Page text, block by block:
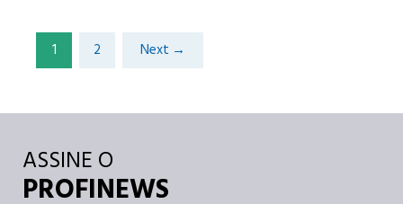
1 2 Next →
ASSINE O
PROFINEWS